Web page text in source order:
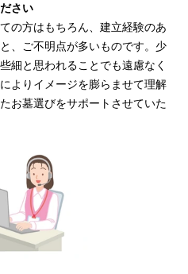
さい
の方はもちろん、建立経験のあ
、ご不明点が多いものです。少
細と思われることでも遠慮なく
よりイメージを膨らませて理解
お墓選びをサポートさせていた